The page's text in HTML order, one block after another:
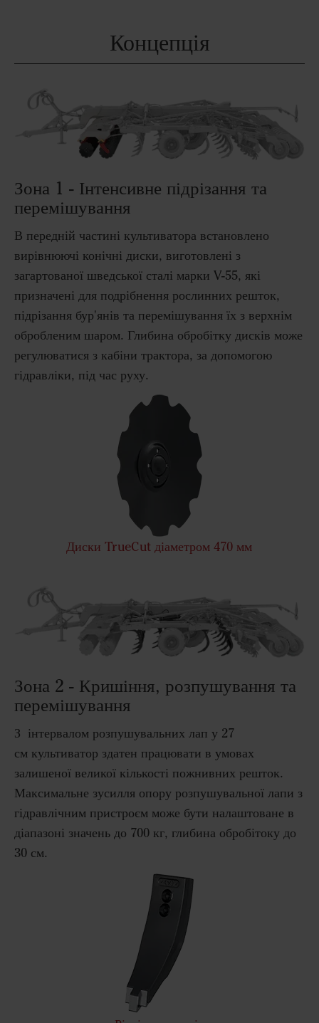
Концепція
Зона 1 - Інтенсивне підрізання та
перемішування
В передній частині культиватора встановлено
вирівнюючі конічні диски, виготовлені з
загартованої шведської сталі марки V-55, які
призначені для подрібнення рослинних решток,
підрізання бур'янів та перемішування їх з верхнім
обробленим шаром. Глибина обробітку дисків може
регулюватися з кабіни трактора, за допомогою
гідравліки, під час руху.
Диски TrueCut діаметром 470 мм
Зона 2 - Кришіння, розпушування та
перемішування
З інтервалом розпушувальних лап у 27
см культиватор здатен працювати в умовах
залишеної великої кількості пожнивних решток.
Максимальне зусилля опору розпушувальної лапи з
гідравлічним пристроєм може бути налаштоване в
діапазоні значень до 700 кг, глибина обробітоку до
30 см.